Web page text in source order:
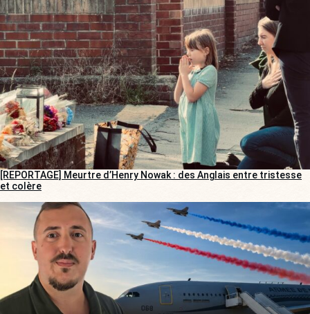
[REPORTAGE] Meurtre d’Henry Nowak : des Anglais entre tristesse
et colère